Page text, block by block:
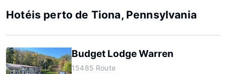
Hotéis perto de Tiona, Pennsylvania
Budget Lodge Warren
15485 Route